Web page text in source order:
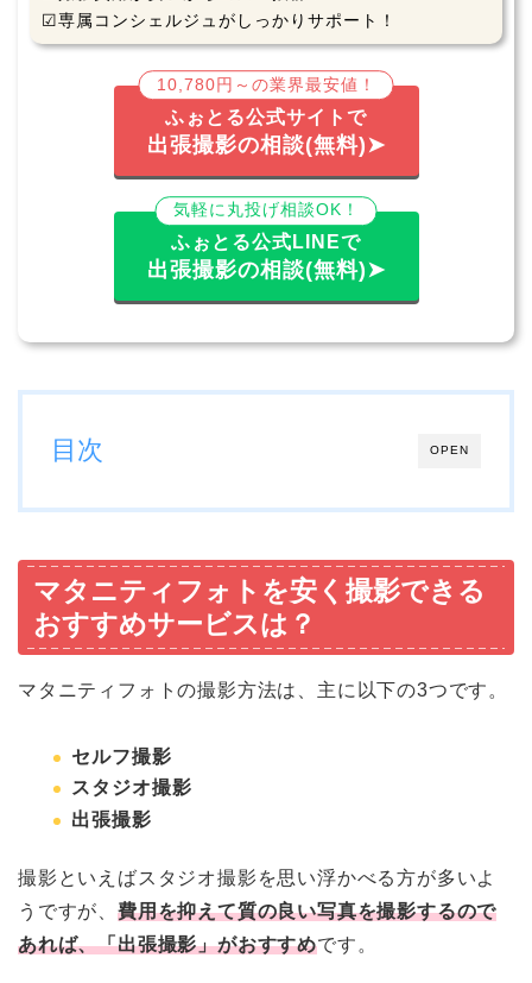
☑専属コンシェルジュがしっかりサポート！
10,780円～の業界最安値！
ふぉとる公式サイトで
出張撮影の相談(無料)➤
気軽に丸投げ相談OK！
ふぉとる公式LINEで
出張撮影の相談(無料)➤
OPEN
目次
マタニティフォトを安く撮影できる
おすすめサービスは？
マタニティフォトの撮影方法は、主に以下の3つです。
セルフ撮影
スタジオ撮影
出張撮影
撮影といえばスタジオ撮影を思い浮かべる方が多いよ
うですが、 費用を抑えて質の良い写真を撮影するので
あれば、「出張撮影」がおすすめです。